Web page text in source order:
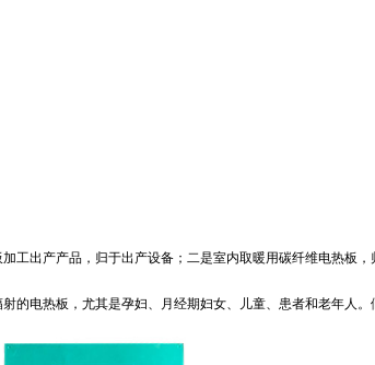
工出产产品，归于出产设备； 二是室内取暖用碳纤维电热板
的电热板，尤其是孕妇、月经期妇女、儿童、患者和老年人。